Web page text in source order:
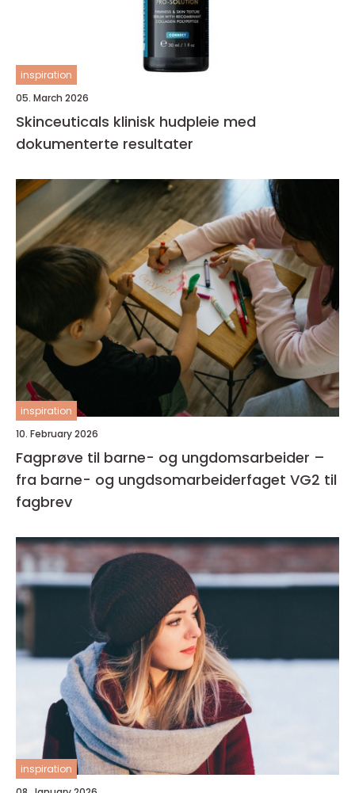
inspiration
05. March 2026
Skinceuticals klinisk hudpleie med
dokumenterte resultater
inspiration
10. February 2026
Fagprøve til barne- og ungdomsarbeider –
fra barne- og ungdsomarbeiderfaget VG2 til
fagbrev
inspiration